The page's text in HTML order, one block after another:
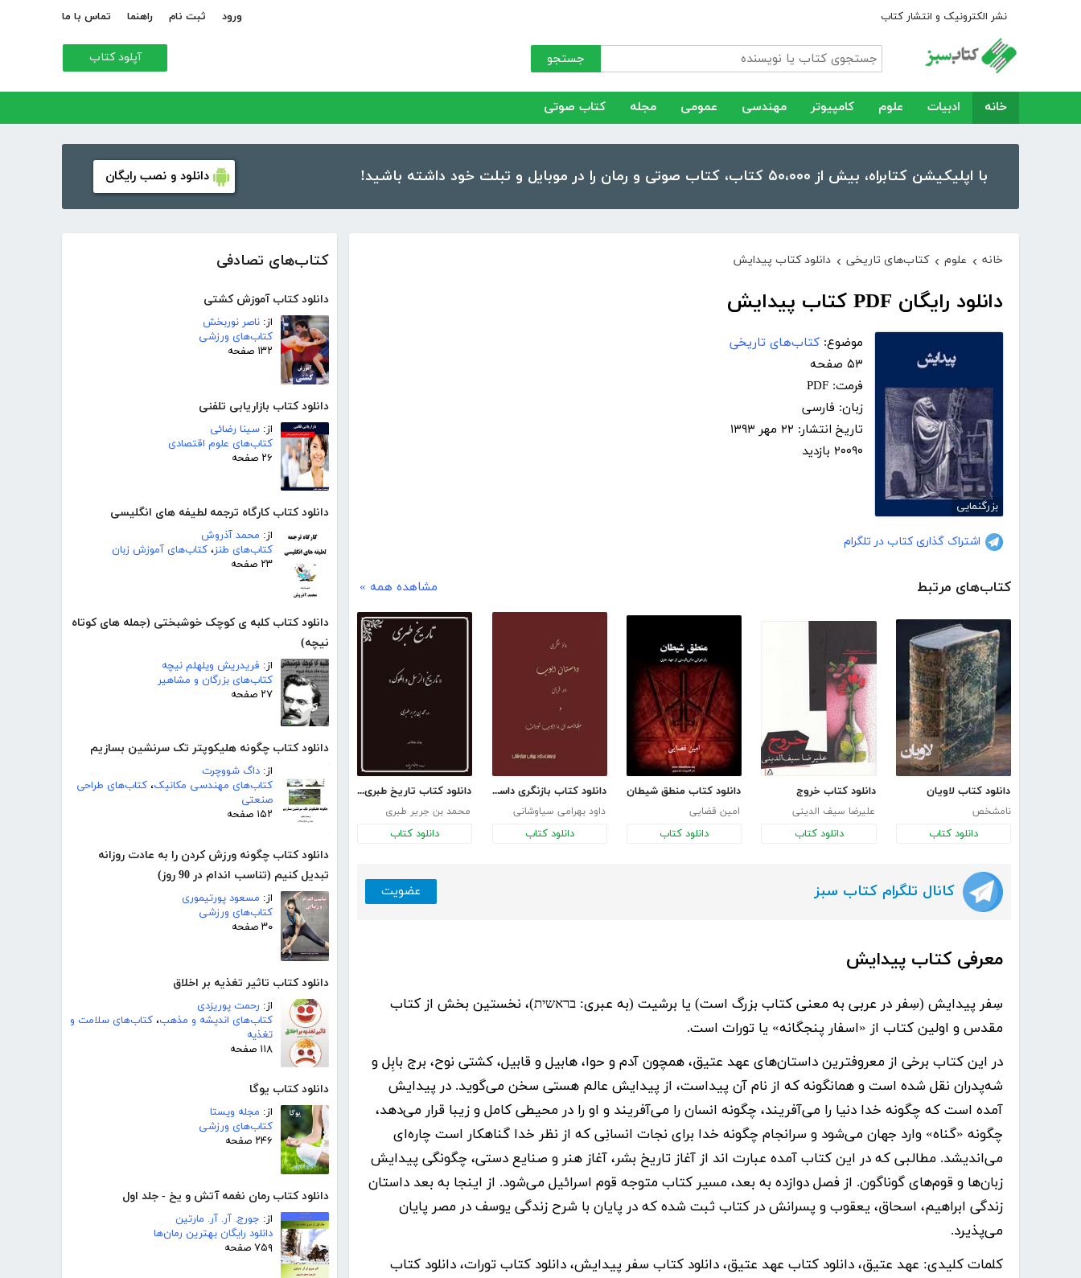
نشر الکترونیک و انتشار کتاب ورود ثبت نام راهنما تماس با ما
جستجو آپلود کتاب
خانه ادبیات علوم کامپیوتر مهندسی عمومی مجله کتاب صوتی
با اپلیکیشن کتابراه، بیش از ۵۰،۰۰۰ کتاب، کتاب صوتی و رمان را در موبایل و تبلت خود داشته باشید! دانلود و نصب رایگان
کتاب‌های تصادفی
دانلود کتاب آموزش کشتی
از: ناصر نوربخش
کتاب‌های ورزشی
۱۳۲ صفحه
دانلود کتاب بازاریابی تلفنی
از: سینا رضائی
کتاب‌های علوم اقتصادی
۲۶ صفحه
دانلود کتاب کارگاه ترجمه لطیفه های انگلیسی
از: محمد آذروش
کتاب‌های طنز، کتاب‌های آموزش زبان
۲۳ صفحه
دانلود کتاب کلبه ی کوچک خوشبختی (جمله های کوتاه
نیچه)
از: فریدریش ویلهلم نیچه
کتاب‌های بزرگان و مشاهیر
۲۷ صفحه
دانلود کتاب چگونه هلیکوپتر تک سرنشین بسازیم
از: داگ شووچرت
کتاب‌های مهندسی مکانیک، کتاب‌های طراحی
صنعتی
۱۵۲ صفحه
دانلود کتاب چگونه ورزش کردن را به عادت روزانه
تبدیل کنیم (تناسب اندام در 90 روز)
از: مسعود پورتیموری
کتاب‌های ورزشی
۳۰ صفحه
دانلود کتاب تاثیر تغذیه بر اخلاق
از: رحمت پوریزدی
کتاب‌های اندیشه و مذهب، کتاب‌های سلامت و
تغذیه
۱۱۸ صفحه
دانلود کتاب یوگا
از: مجله ویستا
کتاب‌های ورزشی
۲۴۶ صفحه
دانلود کتاب رمان نغمه آتش و یخ - جلد اول
از: جورج. آر. آر. مارتین
دانلود رایگان بهترین رمان‌ها
۷۵۹ صفحه
خانه › علوم › کتاب‌های تاریخی › دانلود کتاب پیدایش
دانلود رایگان PDF کتاب پیدایش
بزرگنمایی
موضوع: کتاب‌های تاریخی
۵۳ صفحه
فرمت: PDF
زبان: فارسی
تاریخ انتشار: ۲۲ مهر ۱۳۹۳
۲۰۰۹۰ بازدید
اشتراک گذاری کتاب در تلگرام
کتاب‌های مرتبط مشاهده همه »
دانلود کتاب لاویان
نامشخص
دانلود کتاب
دانلود کتاب خروج
علیرضا سیف الدینی
دانلود کتاب
دانلود کتاب منطق شیطان
امین قضایی
دانلود کتاب
دانلود کتاب بازنگری داستان ایوب در قرآن و مقایسه آن با ایوب تورات
داود بهرامی سیاوشانی
دانلود کتاب
دانلود کتاب تاریخ طبری - جلد هفتم
محمد بن جریر طبری
دانلود کتاب
کانال تلگرام کتاب سبز عضویت
معرفی کتاب پیدایش
سِفر پیدایش (سِفر در عربی به معنی کتاب بزرگ است) یا برشیت (به عبری: בראשית)، نخستین بخش از کتاب
مقدس و اولین کتاب از «اسفار پنجگانه» یا تورات است.
در این کتاب برخی از معروفترین داستان‌های عهد عتیق، همچون آدم و حوا، هابیل و قابیل، کشتی نوح، برج بابِل و
شه‌پدران نقل شده است و همانگونه که از نام آن پیداست، از پیدایش عالم هستی سخن می‌گوید. در پیدایش
آمده است که چگونه خدا دنیا را می‌آفریند، چگونه انسان را می‌آفریند و او را در محیطی کامل و زیبا قرار می‌دهد،
چگونه «گناه» وارد جهان می‌شود و سرانجام چگونه خدا برای نجات انسانِی که از نظر خدا گناهکار است چاره‌ای
می‌اندیشد. مطالبی که در این کتاب آمده عبارت اند از آغاز تاریخ بشر، آغاز هنر و صنایع دستی، چگونگی پیدایش
زبان‌ها و قوم‌های گوناگون. از فصل دوازده به بعد، مسیر کتاب متوجه قوم اسرائیل می‌شود. از اینجا به بعد داستان
زندگی ابراهیم، اسحاق، یعقوب و پسرانش در کتاب ثبت شده که در پایان با شرح زندگی یوسف در مصر پایان
می‌پذیرد.
کلمات کلیدی: عهد عتیق، دانلود کتاب عهد عتیق، دانلود کتاب سفر پیدایش، دانلود کتاب تورات، دانلود کتاب